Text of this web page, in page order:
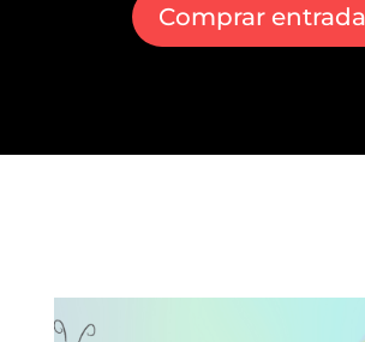
Comprar